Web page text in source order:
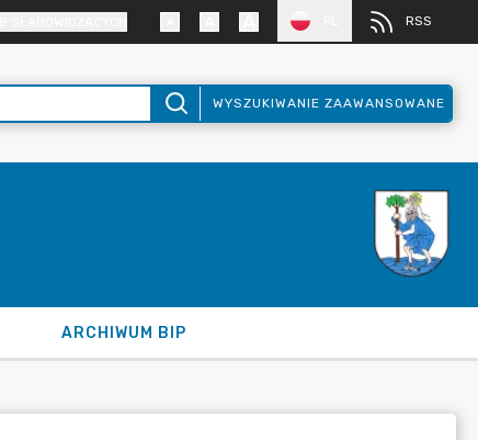
RSS
WYSZUKIWANIE ZAAWANSOWANE
ARCHIWUM BIP